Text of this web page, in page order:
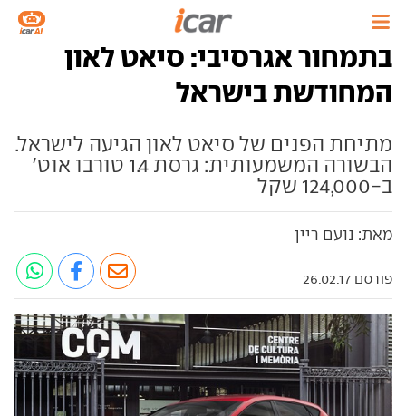
בתמחור אגרסיבי: סיאט לאון
המחודשת בישראל
מתיחת הפנים של סיאט לאון הגיעה לישראל.
הבשורה המשמעותית: גרסת 1.4 טורבו אוט'
ב-124,000 שקל
מאת: נועם ריין
פורסם 26.02.17